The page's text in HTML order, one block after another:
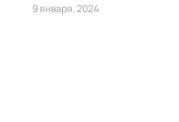
9 января, 2024